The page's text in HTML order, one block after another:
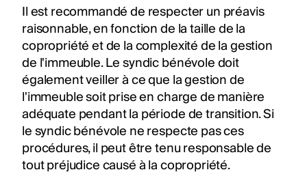
Il est recommandé de respecter un préavis
raisonnable, en fonction de la taille de la
copropriété et de la complexité de la gestion
de l'immeuble. Le syndic bénévole doit
également veiller à ce que la gestion de
l'immeuble soit prise en charge de manière
adéquate pendant la période de transition. Si
le syndic bénévole ne respecte pas ces
procédures, il peut être tenu responsable de
tout préjudice causé à la copropriété.